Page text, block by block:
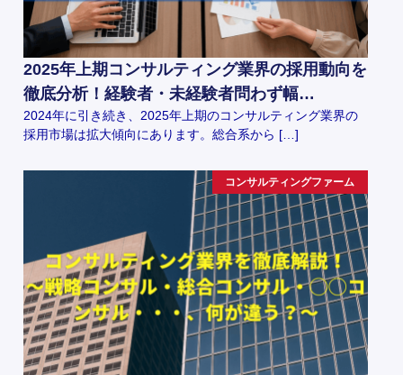
2025年上期コンサルティング業界の採用動向を
徹底分析！経験者・未経験者問わず幅…
2024年に引き続き、2025年上期のコンサルティング業界の
採用市場は拡大傾向にあります。総合系から […]
コンサルティングファーム